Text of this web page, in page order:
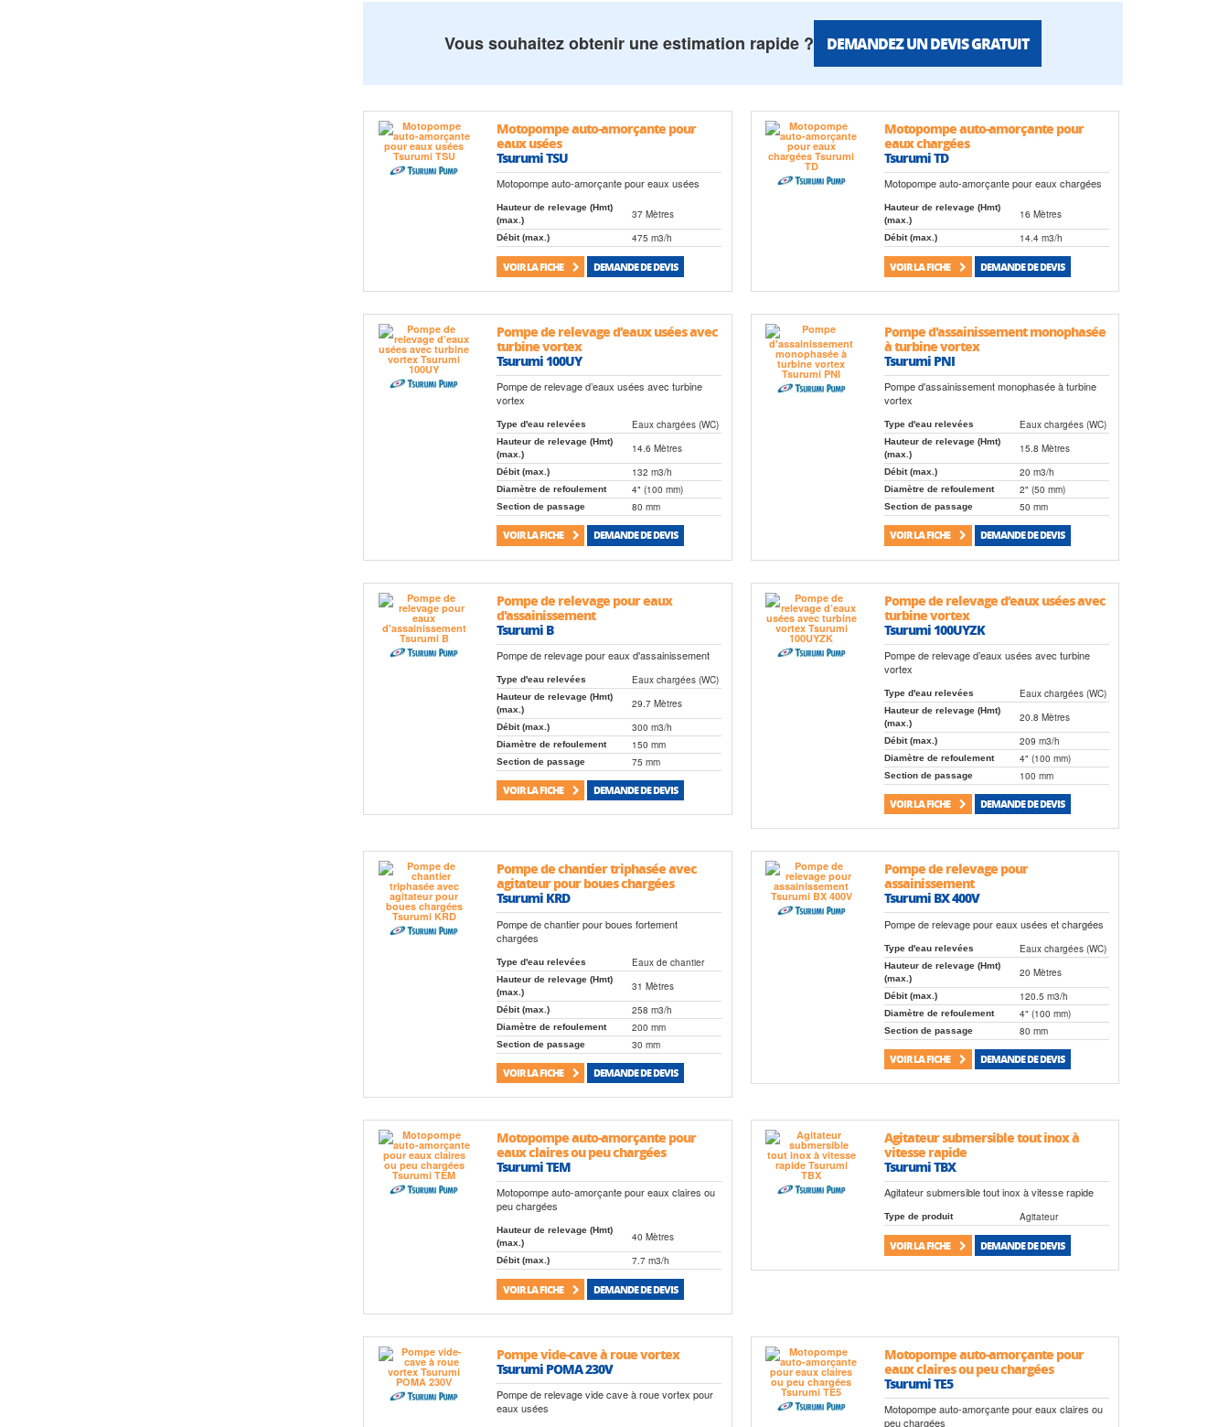
Vous souhaitez obtenir une estimation rapide ? DEMANDEZ UN DEVIS GRATUIT
Motopompe auto-amorçante pour
eaux usées
Tsurumi TSU
Motopompe auto-amorçante pour eaux usées
Hauteur de relevage (Hmt)
(max.)
37 Mètres
Débit (max.) 475 m3/h
VOIR LA FICHE DEMANDE DE DEVIS
Motopompe auto-amorçante pour
eaux chargées
Tsurumi TD
Motopompe auto-amorçante pour eaux chargées
Hauteur de relevage (Hmt)
(max.)
16 Mètres
Débit (max.) 14.4 m3/h
VOIR LA FICHE DEMANDE DE DEVIS
Pompe de relevage d’eaux usées avec
turbine vortex
Tsurumi 100UY
Pompe de relevage d’eaux usées avec turbine
vortex
Type d'eau relevées Eaux chargées (WC)
Hauteur de relevage (Hmt)
(max.)
14.6 Mètres
Débit (max.) 132 m3/h
Diamètre de refoulement 4" (100 mm)
Section de passage 80 mm
VOIR LA FICHE DEMANDE DE DEVIS
Pompe d'assainissement monophasée
à turbine vortex
Tsurumi PNI
Pompe d'assainissement monophasée à turbine
vortex
Type d'eau relevées Eaux chargées (WC)
Hauteur de relevage (Hmt)
(max.)
15.8 Mètres
Débit (max.) 20 m3/h
Diamètre de refoulement 2" (50 mm)
Section de passage 50 mm
VOIR LA FICHE DEMANDE DE DEVIS
Pompe de relevage pour eaux
d'assainissement
Tsurumi B
Pompe de relevage pour eaux d'assainissement
Type d'eau relevées Eaux chargées (WC)
Hauteur de relevage (Hmt)
(max.)
29.7 Mètres
Débit (max.) 300 m3/h
Diamètre de refoulement 150 mm
Section de passage 75 mm
VOIR LA FICHE DEMANDE DE DEVIS
Pompe de relevage d’eaux usées avec
turbine vortex
Tsurumi 100UYZK
Pompe de relevage d’eaux usées avec turbine
vortex
Type d'eau relevées Eaux chargées (WC)
Hauteur de relevage (Hmt)
(max.)
20.8 Mètres
Débit (max.) 209 m3/h
Diamètre de refoulement 4" (100 mm)
Section de passage 100 mm
VOIR LA FICHE DEMANDE DE DEVIS
Pompe de chantier triphasée avec
agitateur pour boues chargées
Tsurumi KRD
Pompe de chantier pour boues fortement
chargées
Type d'eau relevées Eaux de chantier
Hauteur de relevage (Hmt)
(max.)
31 Mètres
Débit (max.) 258 m3/h
Diamètre de refoulement 200 mm
Section de passage 30 mm
VOIR LA FICHE DEMANDE DE DEVIS
Pompe de relevage pour
assainissement
Tsurumi BX 400V
Pompe de relevage pour eaux usées et chargées
Type d'eau relevées Eaux chargées (WC)
Hauteur de relevage (Hmt)
(max.)
20 Mètres
Débit (max.) 120.5 m3/h
Diamètre de refoulement 4" (100 mm)
Section de passage 80 mm
VOIR LA FICHE DEMANDE DE DEVIS
Motopompe auto-amorçante pour
eaux claires ou peu chargées
Tsurumi TEM
Motopompe auto-amorçante pour eaux claires ou
peu chargées
Hauteur de relevage (Hmt)
(max.)
40 Mètres
Débit (max.) 7.7 m3/h
VOIR LA FICHE DEMANDE DE DEVIS
Agitateur submersible tout inox à
vitesse rapide
Tsurumi TBX
Agitateur submersible tout inox à vitesse rapide
Type de produit Agitateur
VOIR LA FICHE DEMANDE DE DEVIS
Pompe vide-cave à roue vortex
Tsurumi POMA 230V
Pompe de relevage vide cave à roue vortex pour
eaux usées
Motopompe auto-amorçante pour
eaux claires ou peu chargées
Tsurumi TE5
Motopompe auto-amorçante pour eaux claires ou
peu chargées